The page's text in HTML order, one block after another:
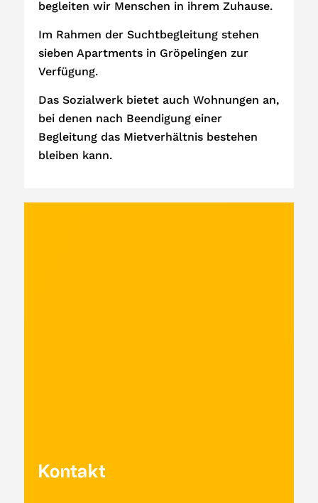
begleiten wir Menschen in ihrem Zuhause.
Im Rahmen der Suchtbegleitung stehen
sieben Apartments in Gröpelingen zur
Verfügung.
Das Sozialwerk bietet auch Wohnungen an,
bei denen nach Beendigung einer
Begleitung das Mietverhältnis bestehen
bleiben kann.
Kontakt